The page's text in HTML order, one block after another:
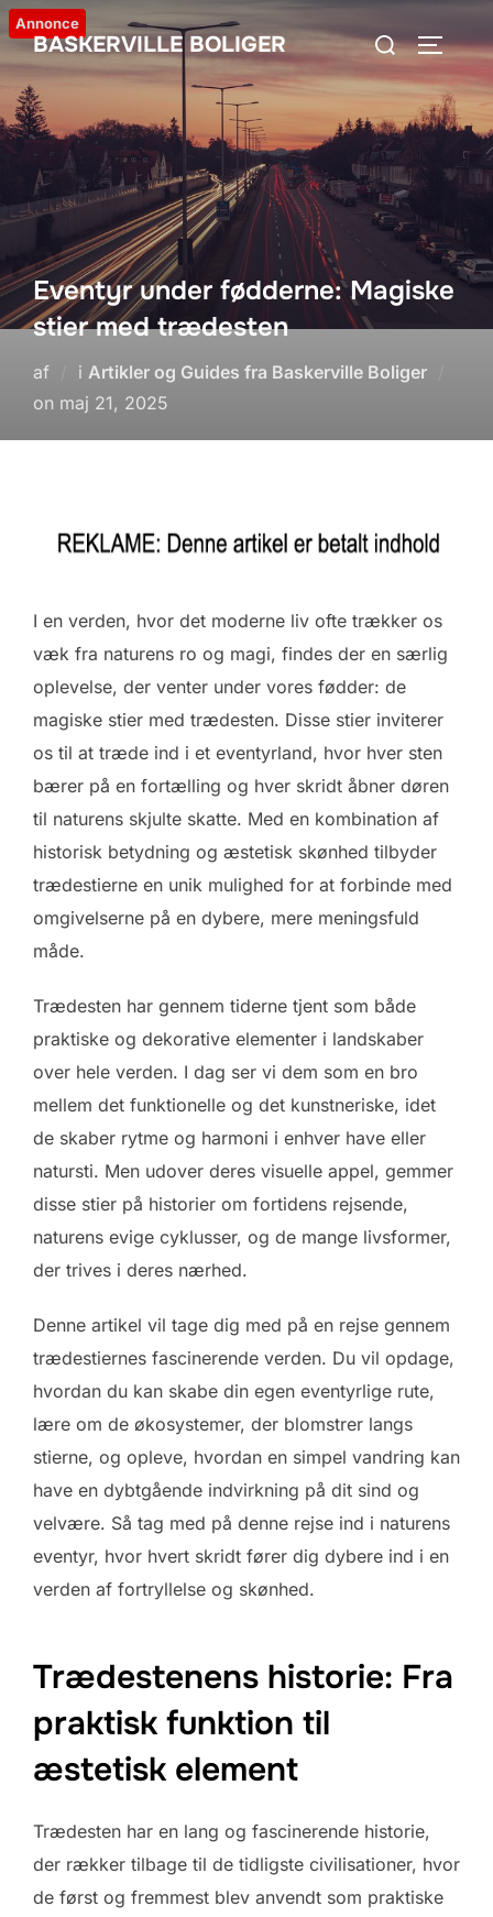
Videre
til
indhold
BASKERVILLE BOLIGER
Søg
efter:
SLÅ
Annonce
Eventyr under fødderne: Magiske
stier med trædesten
af i Artikler og Guides fra Baskerville Boliger
on Udgivet
maj 21, 2025
I en verden, hvor det moderne liv ofte trækker os
væk fra naturens ro og magi, findes der en særlig
oplevelse, der venter under vores fødder: de
magiske stier med trædesten. Disse stier inviterer
os til at træde ind i et eventyrland, hvor hver sten
bærer på en fortælling og hver skridt åbner døren
til naturens skjulte skatte. Med en kombination af
historisk betydning og æstetisk skønhed tilbyder
trædestierne en unik mulighed for at forbinde med
omgivelserne på en dybere, mere meningsfuld
måde.
Trædesten har gennem tiderne tjent som både
praktiske og dekorative elementer i landskaber
over hele verden. I dag ser vi dem som en bro
mellem det funktionelle og det kunstneriske, idet
de skaber rytme og harmoni i enhver have eller
natursti. Men udover deres visuelle appel, gemmer
disse stier på historier om fortidens rejsende,
naturens evige cyklusser, og de mange livsformer,
der trives i deres nærhed.
Denne artikel vil tage dig med på en rejse gennem
trædestiernes fascinerende verden. Du vil opdage,
hvordan du kan skabe din egen eventyrlige rute,
lære om de økosystemer, der blomstrer langs
stierne, og opleve, hvordan en simpel vandring kan
have en dybtgående indvirkning på dit sind og
velvære. Så tag med på denne rejse ind i naturens
eventyr, hvor hvert skridt fører dig dybere ind i en
verden af fortryllelse og skønhed.
Trædestenens historie: Fra
praktisk funktion til
æstetisk element
Trædesten har en lang og fascinerende historie,
der rækker tilbage til de tidligste civilisationer, hvor
de først og fremmest blev anvendt som praktiske